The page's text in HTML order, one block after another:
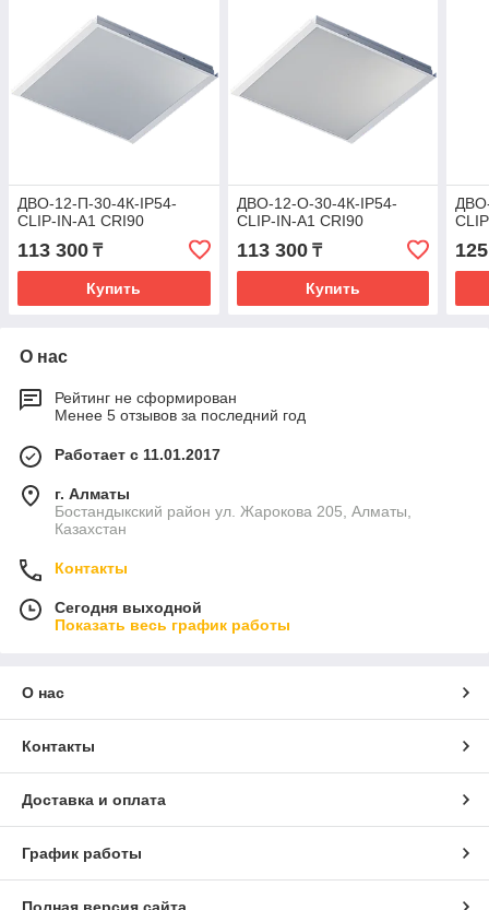
ДВО-12-П-30-4К-IP54-
CLIP-IN-А1 CRI90
113 300 ₸
Купить
ДВО-12-О-30-4К-IP54-
CLIP-IN-А1 CRI90
113 300₸
Купить
О нас
Рейтинг не сформирован
Менее 5 отзывов за последний год
Работает с 11.01.2017
г. Алматы
Бостандыкский район ул. Жарокова 205, Алматы,
Казахстан
Контакты
Сегодня выходной
Показать весь график работы
О нас
Контакты
Доставка и оплата
График работы